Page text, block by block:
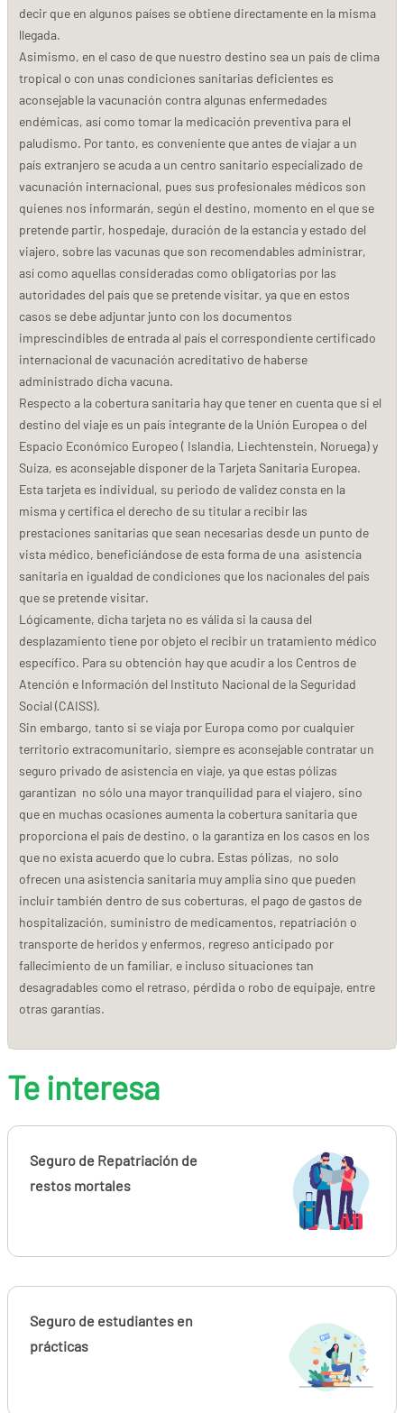
decir que en algunos países se obtiene directamente en la misma
llegada.
Asimismo, en el caso de que nuestro destino sea un país de clima
tropical o con unas condiciones sanitarias deficientes es
aconsejable la vacunación contra algunas enfermedades
endémicas, así como tomar la medicación preventiva para el
paludismo. Por tanto, es conveniente que antes de viajar a un
país extranjero se acuda a un centro sanitario especializado de
vacunación internacional, pues sus profesionales médicos son
quienes nos informarán, según el destino, momento en el que se
pretende partir, hospedaje, duración de la estancia y estado del
viajero, sobre las vacunas que son recomendables administrar,
así como aquellas consideradas como obligatorias por las
autoridades del país que se pretende visitar, ya que en estos
casos se debe adjuntar junto con los documentos
imprescindibles de entrada al país el correspondiente certificado
internacional de vacunación acreditativo de haberse
administrado dicha vacuna.
Respecto a la cobertura sanitaria hay que tener en cuenta que si el
destino del viaje es un país integrante de la Unión Europea o del
Espacio Económico Europeo ( Islandia, Liechtenstein, Noruega) y
Suiza, es aconsejable disponer de la Tarjeta Sanitaria Europea.
Esta tarjeta es individual, su periodo de validez consta en la
misma y certifica el derecho de su titular a recibir las
prestaciones sanitarias que sean necesarias desde un punto de
vista médico, beneficiándose de esta forma de una asistencia
sanitaria en igualdad de condiciones que los nacionales del país
que se pretende visitar.
Lógicamente, dicha tarjeta no es válida si la causa del
desplazamiento tiene por objeto el recibir un tratamiento médico
específico. Para su obtención hay que acudir a los Centros de
Atención e Información del Instituto Nacional de la Seguridad
Social (CAISS).
Sin embargo, tanto si se viaja por Europa como por cualquier
territorio extracomunitario, siempre es aconsejable contratar un
seguro privado de asistencia en viaje, ya que estas pólizas
garantizan no sólo una mayor tranquilidad para el viajero, sino
que en muchas ocasiones aumenta la cobertura sanitaria que
proporciona el país de destino, o la garantiza en los casos en los
que no exista acuerdo que lo cubra. Estas pólizas, no solo
ofrecen una asistencia sanitaria muy amplia sino que pueden
incluir también dentro de sus coberturas, el pago de gastos de
hospitalización, suministro de medicamentos, repatriación o
transporte de heridos y enfermos, regreso anticipado por
fallecimiento de un familiar, e incluso situaciones tan
desagradables como el retraso, pérdida o robo de equipaje, entre
otras garantías.
Te interesa
Seguro de Repatriación de
restos mortales
Seguro de estudiantes en
prácticas